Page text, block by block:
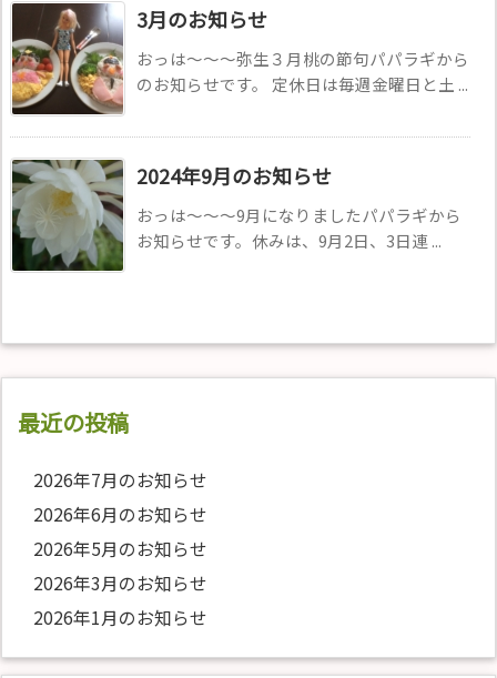
3月のお知らせ
おっは〜〜〜弥生３月桃の節句パパラギから
のお知らせです。 定休日は毎週金曜日と土 ...
2024年9月のお知らせ
おっは〜〜〜9月になりましたパパラギから
お知らせです。️休みは、9月2日、3日連 ...
最近の投稿
2026年7月のお知らせ
2026年6月のお知らせ
2026年5月のお知らせ
2026年3月のお知らせ
2026年1月のお知らせ